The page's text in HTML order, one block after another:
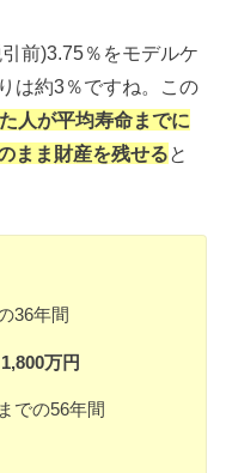
前)3.75％をモデルケ
は約3％ですね。この
人が平均寿命までに
まま財産を残せると
36年間
万円
での56年間